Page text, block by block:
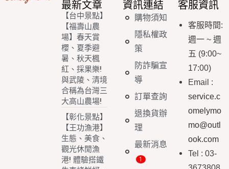
最新文章
【台中景點】
【福壽山農
場】春天賞
櫻、夏季避
暑、秋天楓
紅、採果樂!
與武陵、清境
合稱為台灣三
大高山農場!
【彰化景點】
【王功漁港】
生態、美食、
觀光休閒漁
港! 體驗搭鐵
資訊連結
購物須知
隱私權政
策
防詐騙宣
導
訂單查詢
退換貨辦
理
最新消息
客服資訊
客服時間:
週一 ~ 週
五 (9:00~
17:00)
Email :
service.c
omelymo
mo@outl
ook.com
Tel : 03-